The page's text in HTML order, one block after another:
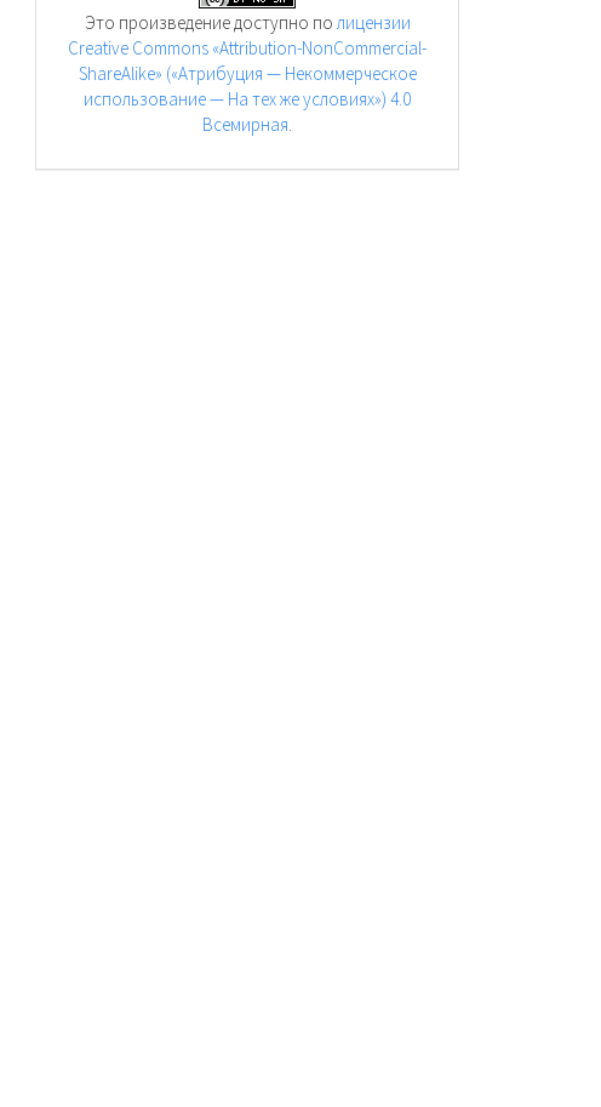
Это произведение доступно полицензии
Creative Commons «Attribution-NonCommercial-
ShareAlike» («Атрибуция — Некоммерческое
использование — На тех же условиях») 4.0
Всемирная.